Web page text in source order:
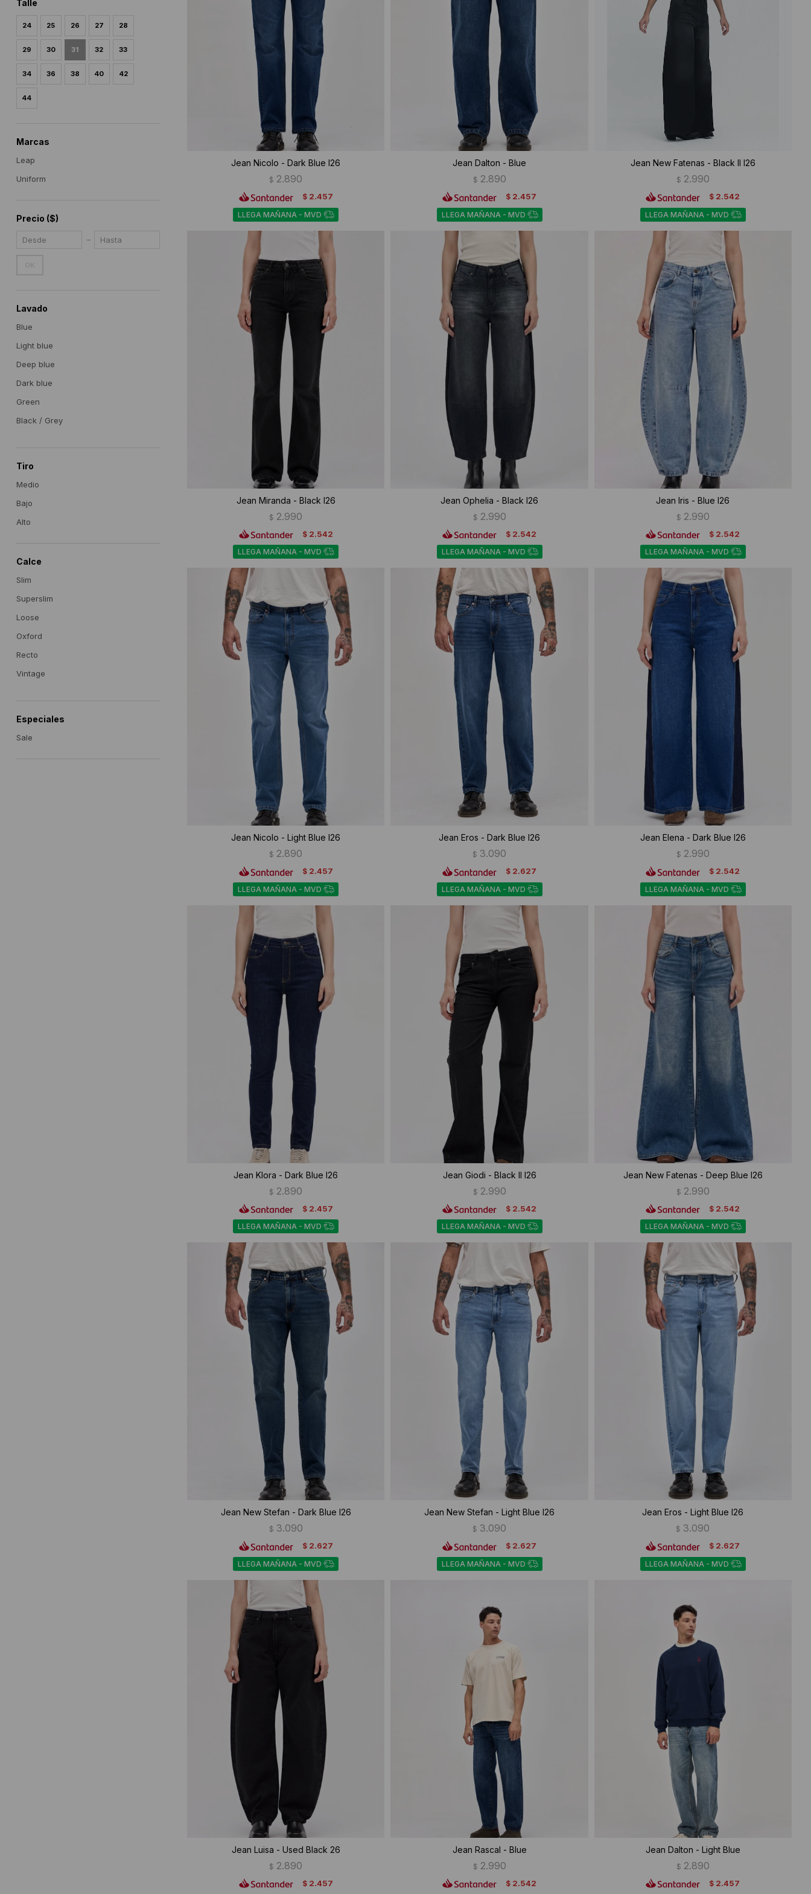
Jean Nicolo - Dark Blue I26
$ 2.890
$ 2.457
LLEGA MAÑANA - MVD
Jean Dalton - Blue
$ 2.890
$ 2.457
LLEGA MAÑANA - MVD
Jean New Fatenas - Black II I26
$ 2.990
$ 2.542
LLEGA MAÑANA - MVD
Jean Miranda - Black I26
$ 2.990
$ 2.542
LLEGA MAÑANA - MVD
Jean Ophelia - Black I26
$ 2.990
$ 2.542
LLEGA MAÑANA - MVD
Jean Iris - Blue I26
$ 2.990
$ 2.542
LLEGA MAÑANA - MVD
Jean Nicolo - Light Blue I26
$ 2.890
$ 2.457
LLEGA MAÑANA - MVD
Jean Eros - Dark Blue I26
$ 3.090
$ 2.627
LLEGA MAÑANA - MVD
Jean Elena - Dark Blue I26
$ 2.990
$ 2.542
LLEGA MAÑANA - MVD
Jean Klora - Dark Blue I26
$ 2.890
$ 2.457
LLEGA MAÑANA - MVD
Jean Giodi - Black II I26
$ 2.990
$ 2.542
LLEGA MAÑANA - MVD
Jean New Fatenas - Deep Blue I26
$ 2.990
$ 2.542
LLEGA MAÑANA - MVD
Jean New Stefan - Dark Blue I26
$ 3.090
$ 2.627
LLEGA MAÑANA - MVD
Jean New Stefan - Light Blue I26
$ 3.090
$ 2.627
LLEGA MAÑANA - MVD
Jean Eros - Light Blue I26
$ 3.090
$ 2.627
LLEGA MAÑANA - MVD
Jean Luisa - Used Black 26
$ 2.890
$ 2.457
Jean Rascal - Blue
$ 2.990
$ 2.542
Jean Dalton - Light Blue
$ 2.890
$ 2.457
Talle
24 25 26 27 28
29 30 31 32 33
34 36 38 40 42
44
Marcas
Leap
Uniform
Precio ($)
Lavado
Blue
Light blue
Deep blue
Dark blue
Green
Black / Grey
Tiro
Medio
Bajo
Alto
Calce
Slim
Superslim
Loose
Oxford
Recto
Vintage
Especiales
Sale